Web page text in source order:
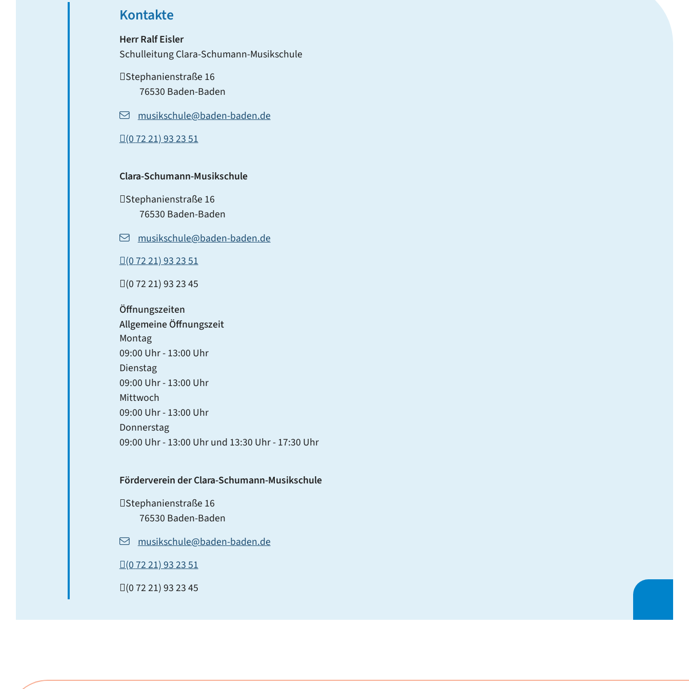
Kontakte
HerrRalfEisler
Schulleitung Clara-Schumann-Musikschule
Stephanienstraße 16
76530 Baden-Baden
musikschule@baden-baden.de
(07221) 932351
Clara-Schumann-Musikschule
Stephanienstraße 16
76530 Baden-Baden
musikschule@baden-baden.de
(07221) 932351
(0 7221) 932345
Öffnungszeiten
Allgemeine Öffnungszeit
Montag
09:00 Uhr-13:00 Uhr
Dienstag
09:00 Uhr-13:00 Uhr
Mittwoch
09:00 Uhr-13:00 Uhr
Donnerstag
09:00 Uhr-13:00 Uhrund 13:30 Uhr-17:30 Uhr
Förderverein der Clara-Schumann-Musikschule
Stephanienstraße 16
76530 Baden-Baden
musikschule@baden-baden.de
(07221) 932351
(0 7221) 932345